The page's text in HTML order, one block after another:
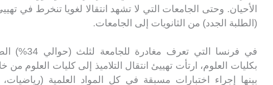
الأحيان. وحتى الجامعات التي لا تشهد انتقالا لغويا تنخرط في
(الطلبة الجدد) من الثانويات إلى الجامعات.
في فرنسا التي
بكليات العلوم، ارتأت تهييئ انتقال التلاميذ إلى كليات العلوم
بينها إجراء اختبارات مسبقة في كل المواد العلمية (رياضيات،